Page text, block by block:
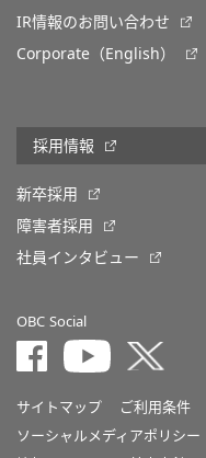
IR情報のお問い合わせ
Corporate（English）
採用情報
新卒採用
障害者採用
社員インタビュー
OBC Social
サイトマップ ご利用条件
ソーシャルメディアポリシー